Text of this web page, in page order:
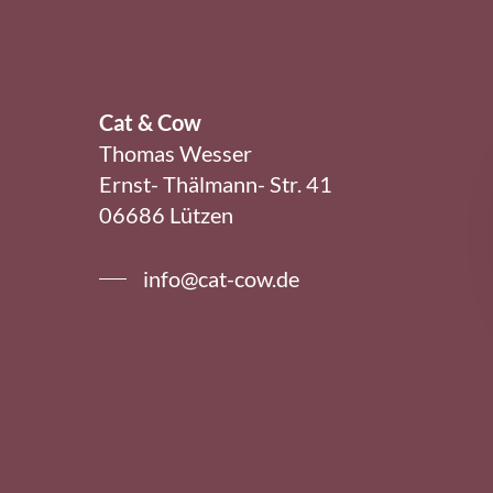
Cat & Cow
Thomas Wesser
Ernst- Thälmann- Str. 41
06686 Lützen
info@cat-cow.de